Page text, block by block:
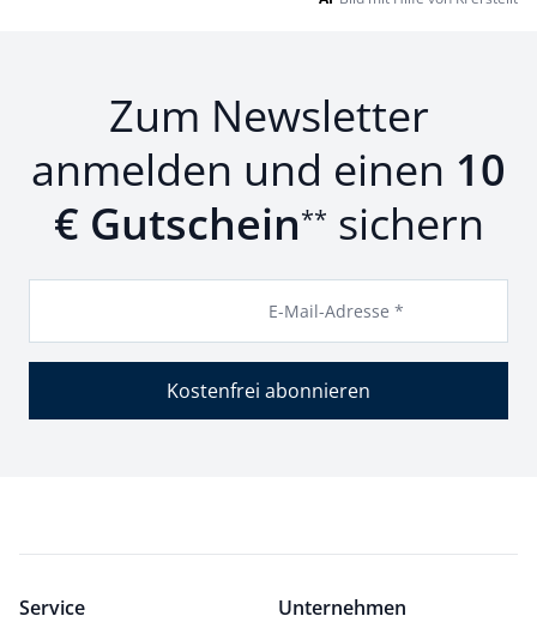
Zum Newsletter
anmelden und einen 10
€ Gutschein** sichern
E-Mail-Adresse *
Kostenfrei abonnieren
Service Unternehmen